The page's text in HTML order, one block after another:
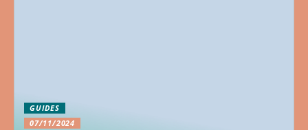
GUIDES
07/11/2024